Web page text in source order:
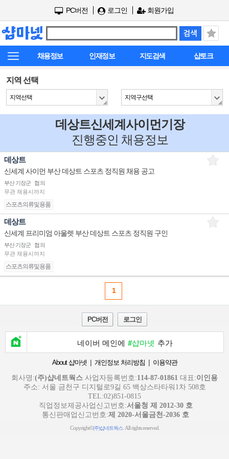
PC버전 로그인 회원가입
채용정보 인재정보 지도검색 샵토크
지역 선택
지역선택 지역구선택
데상트신세계사이먼기장
진행중인 채용정보
데상트
신세계 사이먼 부산 데상트 스포츠 정직원 채용 공고
부산 기장군
협의
무관 채용시까지
스포츠의류및용품
데상트
신세계 프리미엄 아울렛 부산 데상트 스포츠 정직원 구인
부산 기장군
협의
무관 채용시까지
스포츠의류및용품
1
PC버전 로그인
네이버 메인에 #샵마넷 추가
About 샵마넷 | 개인정보 처리방침 | 이용약관
회사명:(주)샵네트웍스 사업자등록번호:114-87-01861 대표:이인용
주소: 서울 금천구 디지털로9길 65 백상스타타워1차 508호
TEL:02)851-0815
직업정보제공사업신고번호:서울청 제 2012-30 호
통신판매업신고번호:제 2020-서울금천-2036 호
Copyright©(주)샵네트웍스. All rights reserved.